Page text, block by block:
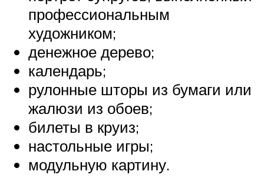
профессиональным
художником;
денежное дерево;
календарь;
рулонные шторы из бумаги или
жалюзи из обоев;
билеты в круиз;
настольные игры;
модульную картину.